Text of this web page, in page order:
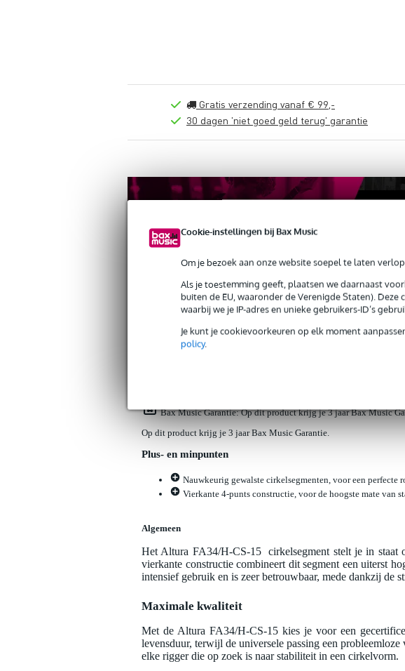
Cookie-instellingen bij Bax Music
Om je bezoek aan onze website soepel te laten
Als je toestemming geeft, plaatsen we daarnaast
buiten de EU, waaronder de Verenigde Staten).
waarbij we je IP-adres en unieke gebruikers-ID’s
Je kunt je cookievoorkeuren op elk moment
policy.
Gratis verzending vanaf € 99,-
30 dagen 'niet goed geld terug' garantie
Productinformatie Downloads (2)
Altura FA34/H-CS-15 cirkelsegment voor 15m cirkel,
Bax Music Garantie: Op dit product krijg je 3 jaar Bax Music
Op dit product krijg je 3 jaar Bax Music Garantie.
Plus- en minpunten
Nauwkeurig gewalste cirkelsegmenten, voor een perfecte
Vierkante 4-punts constructie, voor de hoogste mate van
Algemeen
Het Altura FA34/H-CS-15 cirkelsegment stelt je in staat
vierkante constructie combineert dit segment een uiterst
intensief gebruik en is zeer betrouwbaar, mede dankzij de
Maximale kwaliteit
Met de Altura FA34/H-CS-15 kies je voor een
levensduur, terwijl de universele passing een
elke rigger die op zoek is naar stabiliteit in een cirkelvorm.